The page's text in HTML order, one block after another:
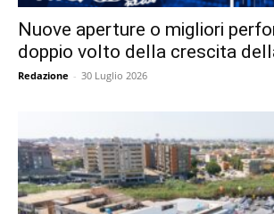
Nuove aperture o migliori
doppio volto della crescita
Redazione - 30 Luglio 2026